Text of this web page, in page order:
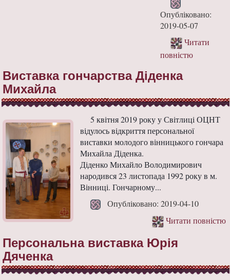
Опубліковано:
2019-05-07
Читати
повністю
Виставка гончарства Діденка
Михайла
5 квітня 2019 року у Світлиці ОЦНТ
відулось відкриття персональної
виставки молодого вінницького гончара
Михайла Діденка.
Діденко Михайло Володимирович
народився 23 листопада 1992 року в м.
Вінниці. Гончарному...
Опубліковано: 2019-04-10
Читати повністю
Персональна виставка Юрія
Дяченка